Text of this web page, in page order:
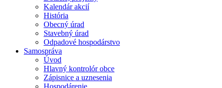
Kalendár akcií
História
Obecný úrad
Stavebný úrad
Odpadové hospodárstvo
Samospráva
Úvod
Hlavný kontrolór obce
Zápisnice a uznesenia
Hospodárenie